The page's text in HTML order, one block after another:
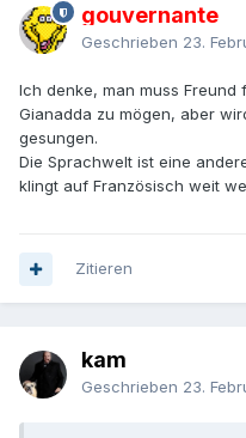
gouvernante
Geschrieben 23.
Ich denke, man muss Freund
Gianadda zu mögen, aber
gesungen.
Die Sprachwelt ist eine
klingt auf Französisch weit
Zitieren
kam
Geschrieben 23.